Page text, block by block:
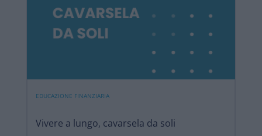
EDUCAZIONE FINANZIARIA
Vivere a lungo, cavarsela da soli